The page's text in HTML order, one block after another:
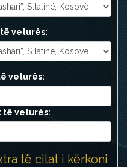
veturës:
veturës:
të veturës:
të cilat i kërkoni